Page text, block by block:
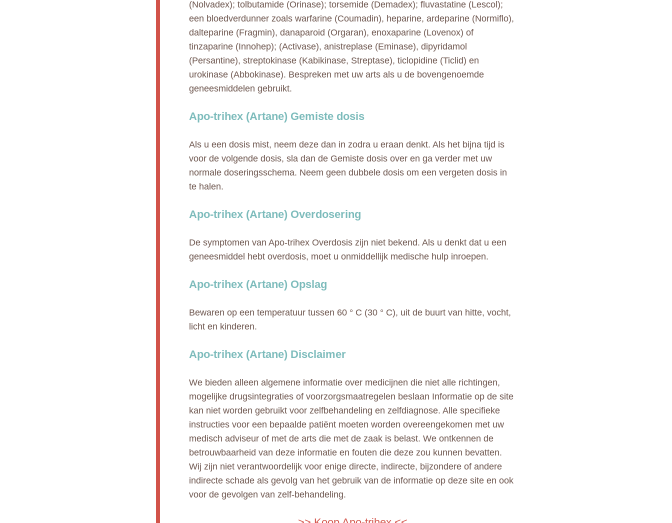
(Nolvadex); tolbutamide (Orinase); torsemide (Demadex); fluvastatine (Lescol);
een bloedverdunner zoals warfarine (Coumadin), heparine, ardeparine (Normiflo),
dalteparine (Fragmin), danaparoid (Orgaran), enoxaparine (Lovenox) of
tinzaparine (Innohep); (Activase), anistreplase (Eminase), dipyridamol
(Persantine), streptokinase (Kabikinase, Streptase), ticlopidine (Ticlid) en
urokinase (Abbokinase). Bespreken met uw arts als u de bovengenoemde
geneesmiddelen gebruikt.
Apo-trihex (Artane) Gemiste dosis
Als u een dosis mist, neem deze dan in zodra u eraan denkt. Als het bijna tijd is
voor de volgende dosis, sla dan de Gemiste dosis over en ga verder met uw
normale doseringsschema. Neem geen dubbele dosis om een vergeten dosis in
te halen.
Apo-trihex (Artane) Overdosering
De symptomen van Apo-trihex Overdosis zijn niet bekend. Als u denkt dat u een
geneesmiddel hebt overdosis, moet u onmiddellijk medische hulp inroepen.
Apo-trihex (Artane) Opslag
Bewaren op een temperatuur tussen 60 ° C (30 ° C), uit de buurt van hitte, vocht,
licht en kinderen.
Apo-trihex (Artane) Disclaimer
We bieden alleen algemene informatie over medicijnen die niet alle richtingen,
mogelijke drugsintegraties of voorzorgsmaatregelen beslaan Informatie op de site
kan niet worden gebruikt voor zelfbehandeling en zelfdiagnose. Alle specifieke
instructies voor een bepaalde patiënt moeten worden overeengekomen met uw
medisch adviseur of met de arts die met de zaak is belast. We ontkennen de
betrouwbaarheid van deze informatie en fouten die deze zou kunnen bevatten.
Wij zijn niet verantwoordelijk voor enige directe, indirecte, bijzondere of andere
indirecte schade als gevolg van het gebruik van de informatie op deze site en ook
voor de gevolgen van zelf-behandeling.